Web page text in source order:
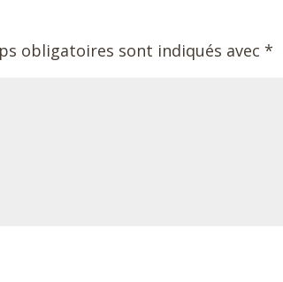
obligatoires sont indiqués avec *